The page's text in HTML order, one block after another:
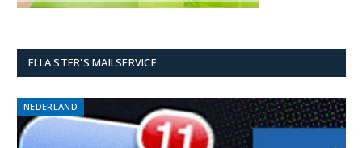
ELLA STER'S MAILSERVICE
NEDERLAND